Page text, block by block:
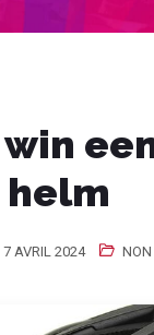
helm
7 AVRIL 2024